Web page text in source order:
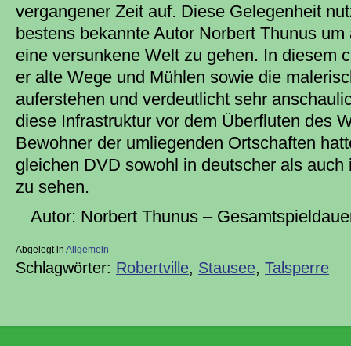
vergangener Zeit auf. Diese Gelegenheit
bestens bekannte Autor Norbert Thunus
eine versunkene Welt zu gehen. In diesem
er alte Wege und Mühlen sowie die
auferstehen und verdeutlicht sehr
diese Infrastruktur vor dem Überfluten des
Bewohner der umliegenden Ortschaften
gleichen DVD sowohl in deutscher als
zu sehen.
Autor: Norbert Thunus –
Abgelegt in Allgemein
Schlagwörter: Robertville, Stausee, Talsperre